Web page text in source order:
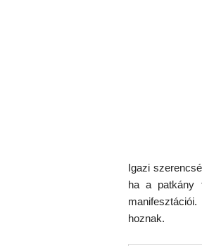
Igazi
ha a patkány
hoznak.